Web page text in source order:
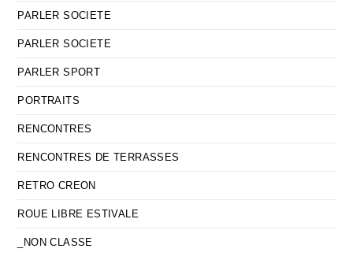
PARLER SOCIETE
PARLER SOCIETE
PARLER SPORT
PORTRAITS
RENCONTRES
RENCONTRES DE TERRASSES
RETRO CREON
ROUE LIBRE ESTIVALE
_NON CLASSE